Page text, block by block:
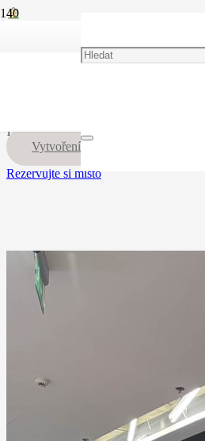
info@eventdecor.cz
13.12.23
Vytvoření trasy
Rezervujte si místo